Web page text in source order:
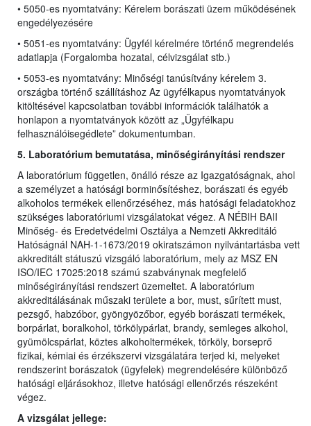
• 5050-es nyomtatvány: Kérelem borászati üzem működésének
engedélyezésére
• 5051-es nyomtatvány: Ügyfél kérelmére történő megrendelés
adatlapja (Forgalomba hozatal, célvizsgálat stb.)
• 5053-es nyomtatvány: Minőségi tanúsítvány kérelem 3.
országba történő szállításhoz Az ügyfélkapus nyomtatványok
kitöltésével kapcsolatban további információk találhatók a
honlapon a nyomtatványok között az „Ügyfélkapu
felhasználóisegédlete” dokumentumban.
5. Laboratórium bemutatása, minőségirányítási rendszer
A laboratórium független, önálló része az Igazgatóságnak, ahol
a személyzet a hatósági borminősítéshez, borászati és egyéb
alkoholos termékek ellenőrzéséhez, más hatósági feladatokhoz
szükséges laboratóriumi vizsgálatokat végez. A NÉBIH BAII
Minőség- és Eredetvédelmi Osztálya a Nemzeti Akkreditáló
Hatóságnál NAH-1-1673/2019 okiratszámon nyilvántartásba vett
akkreditált státuszú vizsgáló laboratórium, mely az MSZ EN
ISO/IEC 17025:2018 számú szabványnak megfelelő
minőségirányítási rendszert üzemeltet. A laboratórium
akkreditálásának műszaki területe a bor, must, sűrített must,
pezsgő, habzóbor, gyöngyözőbor, egyéb borászati termékek,
borpárlat, boralkohol, törkölypárlat, brandy, semleges alkohol,
gyümölcspárlat, köztes alkoholtermékek, törköly, borseprő
fizikai, kémiai és érzékszervi vizsgálatára terjed ki, melyeket
rendszerint borászatok (ügyfelek) megrendelésére különböző
hatósági eljárásokhoz, illetve hatósági ellenőrzés részeként
végez.
A vizsgálat jellege: